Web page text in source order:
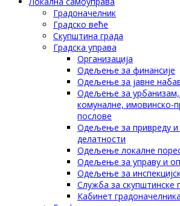
Градоначелник
Градско веће
Скупштина града
Градска управа
Организација
Одељење за финансије
Одељење за јавне
Одељење за урбанизам,
комуналне, имовинско-
послове
Одељење за привреду и
делатности
Одељење локалне
Одељење за управу и
Одељење за
Служба за скупштинске
Кабинет градоначелника